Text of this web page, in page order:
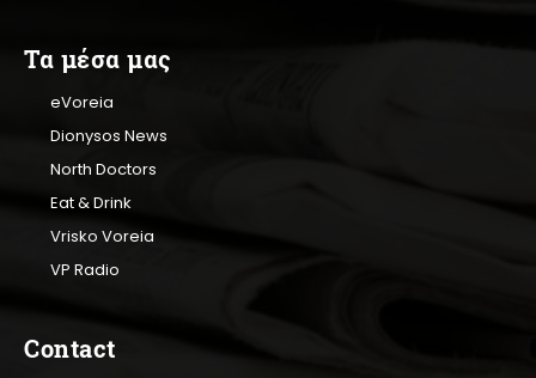
Τα μέσα μας
eVoreia
Dionysos News
North Doctors
Eat & Drink
Vrisko Voreia
VP Radio
Contact